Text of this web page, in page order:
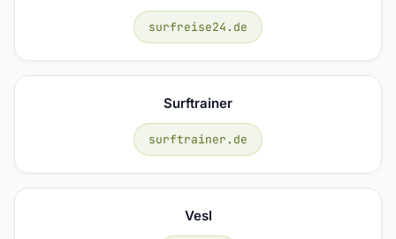
surfreise24.de
Surftrainer
surftrainer.de
Vesl